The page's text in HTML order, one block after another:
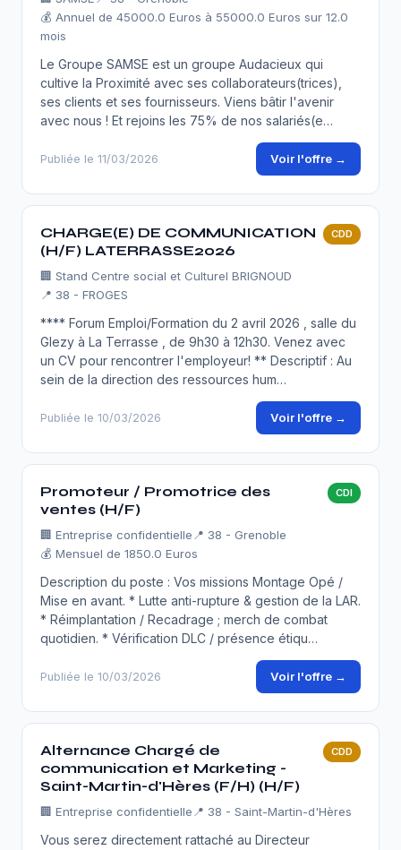
💰 Annuel de 45000.0 Euros à 55000.0 Euros sur 12.0
mois
Le Groupe SAMSE est un groupe Audacieux qui
cultive la Proximité avec ses collaborateurs(trices),
ses clients et ses fournisseurs. Viens bâtir l'avenir
avec nous ! Et rejoins les 75% de nos salariés(e…
Publiée le 11/03/2026 Voir l'offre →
CHARGE(E) DE COMMUNICATION
(H/F) LATERRASSE2026
CDD
🏢 Stand Centre social et Culturel BRIGNOUD
📍 38 - FROGES
**** Forum Emploi/Formation du 2 avril 2026 , salle du
Glezy à La Terrasse , de 9h30 à 12h30. Venez avec
un CV pour rencontrer l'employeur! ** Descriptif : Au
sein de la direction des ressources hum…
Publiée le 10/03/2026 Voir l'offre →
Promoteur / Promotrice des
ventes (H/F)
CDI
🏢 Entreprise confidentielle 📍 38 - Grenoble
💰 Mensuel de 1850.0 Euros
Description du poste : Vos missions Montage Opé /
Mise en avant. * Lutte anti-rupture & gestion de la LAR.
* Réimplantation / Recadrage ; merch de combat
quotidien. * Vérification DLC / présence étiqu…
Publiée le 10/03/2026 Voir l'offre →
Alternance Chargé de
communication et Marketing -
Saint-Martin-d'Hères (F/H) (H/F)
CDD
🏢 Entreprise confidentielle 📍 38 - Saint-Martin-d'Hères
Vous serez directement rattaché au Directeur